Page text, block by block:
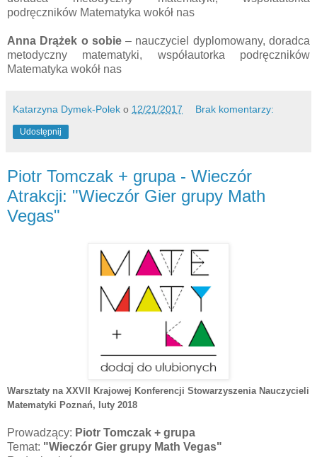
podręczników Matematyka wokół nas
Anna Drążek o sobie– nauczyciel dyplomowany, doradca
metodyczny matematyki, współautorka podręczników
Matematyka wokół nas
Katarzyna Dymek-Polek o 12/21/2017 Brak komentarzy:
Udostępnij
Piotr Tomczak + grupa - Wieczór
Atrakcji: "Wieczór Gier grupy Math
Vegas"
Warsztaty na XXVII Krajowej Konferencji Stowarzyszenia Nauczycieli
Matematyki Poznań, luty 2018
Prowadzący: Piotr Tomczak + grupa
Temat: "Wieczór Gier grupy Math Vegas"